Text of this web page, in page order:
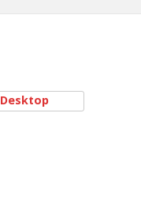
Desktop